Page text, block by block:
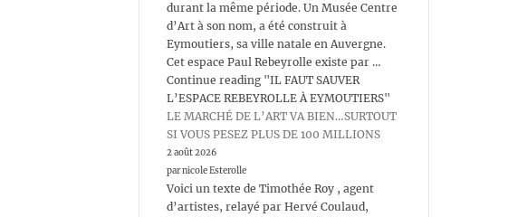
durant la même période. Un Musée Centre
d’Art à son nom, a été construit à
Eymoutiers, sa ville natale en Auvergne.
Cet espace Paul Rebeyrolle existe par …
Continue reading "IL FAUT SAUVER
L’ESPACE REBEYROLLE À EYMOUTIERS"
LE MARCHÉ DE L’ART VA BIEN…SURTOUT
SI VOUS PESEZ PLUS DE 100 MILLIONS
2 août 2026
par nicole Esterolle
Voici un texte de Timothée Roy , agent
d’artistes, relayé par Hervé Coulaud,